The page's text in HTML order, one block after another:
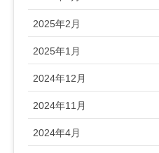
2025年2月
2025年1月
2024年12月
2024年11月
2024年4月